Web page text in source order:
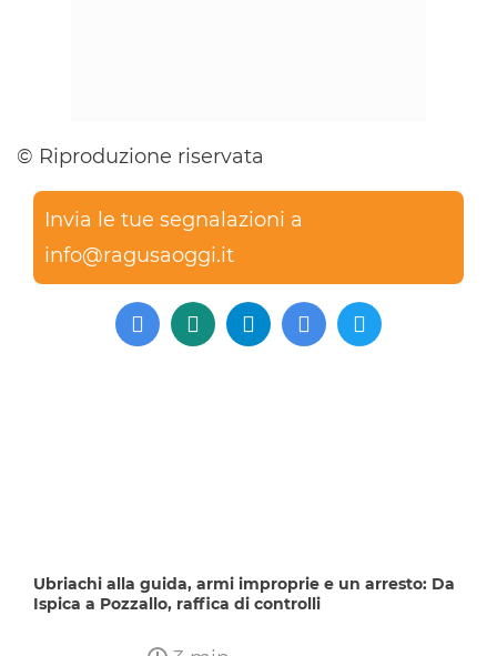
© Riproduzione riservata
Invia le tue segnalazioni a
info@ragusaoggi.it
Ubriachi alla guida, armi improprie e un arresto: Da
Ispica a Pozzallo, raffica di controlli